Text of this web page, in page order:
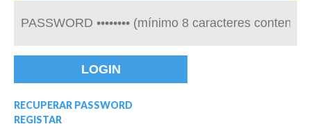
RECUPERAR PASSWORD
REGISTAR